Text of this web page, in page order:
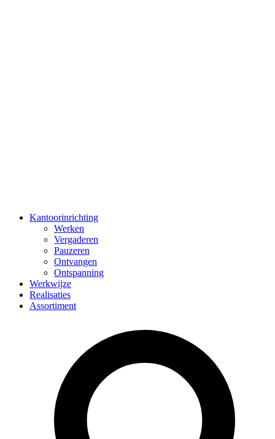
Kantoorinrichting
Werken
Vergaderen
Pauzeren
Ontvangen
Ontspanning
Werkwijze
Realisaties
Assortiment